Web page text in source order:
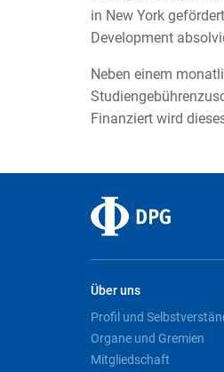
in New York
Development
Neben einem
Finanziert wird
Über uns
Profil und
Organe und Gremien
Mitgliedschaft